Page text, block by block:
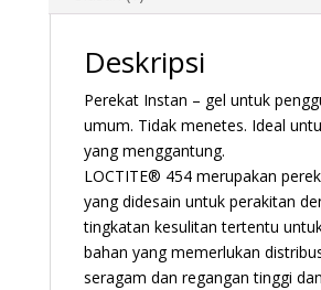
p
Deskripsi
Perekat Instan – gel untuk
umum. Tidak menetes. Ideal
yang menggantung.
LOCTITE® 454 merupakan
yang didesain untuk perakitan
tingkatan kesulitan tertentu
bahan yang memerlukan
seragam dan regangan tinggi